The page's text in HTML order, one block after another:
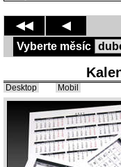
Vyberte měsíc
◀◀ ◀
Desktop Mobil